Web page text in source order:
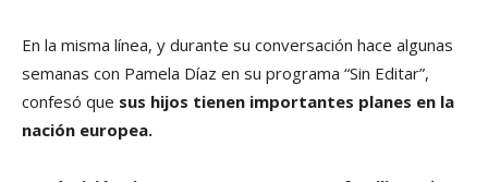
En la misma línea, y durante su conversación hace algunas
semanas con Pamela Díaz en su programa “Sin Editar”,
confesó que sus hijos tienen importantes planes en la
nación europea.